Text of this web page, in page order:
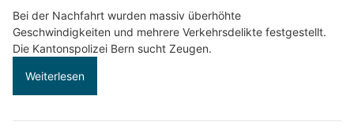
Bei der Nachfahrt wurden massiv überhöhte
Geschwindigkeiten und mehrere Verkehrsdelikte festgestellt.
Die Kantonspolizei Bern sucht Zeugen.
Weiterlesen